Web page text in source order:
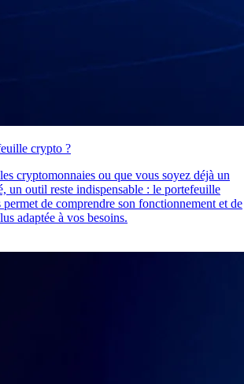
crypto ?
cryptomonnaies ou que vous soyez déjà un
un outil reste indispensable : le portefeuille
de comprendre son fonctionnement et de
adaptée à vos besoins.